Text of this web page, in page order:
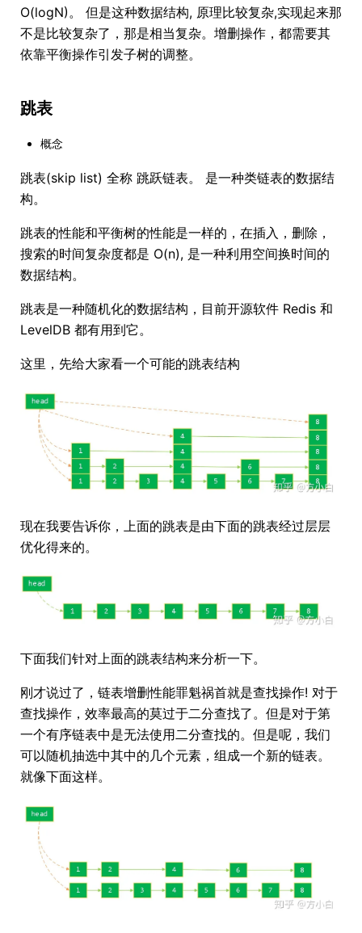
O(logN)。 但是这种数据结构, 原理比较复杂,实现起来那
不是比较复杂了，那是相当复杂。增删操作，都需要其
依靠平衡操作引发子树的调整。
跳表
概念
跳表(skip list) 全称 跳跃链表。 是一种类链表的数据结
构。
跳表的性能和平衡树的性能是一样的，在插入，删除，
搜索的时间复杂度都是 O(n), 是一种利用空间换时间的
数据结构。
跳表是一种随机化的数据结构，目前开源软件 Redis 和
LevelDB 都有用到它。
这里，先给大家看一个可能的跳表结构
现在我要告诉你，上面的跳表是由下面的跳表经过层层
优化得来的。
下面我们针对上面的跳表结构来分析一下。
刚才说过了，链表增删性能罪魁祸首就是查找操作! 对于
查找操作，效率最高的莫过于二分查找了。但是对于第
一个有序链表中是无法使用二分查找的。但是呢，我们
可以随机抽选中其中的几个元素，组成一个新的链表。
就像下面这样。